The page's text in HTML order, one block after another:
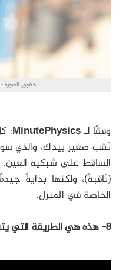
حقوق الصورة : MinutePhysics
وفقًا لـMinutePhysics
:
ثقب صغير بيدك، والذي
الساقط على شبكية العين.
(ثاقبةً)، ولكنها بدايةٌ
الخاصة في المنزل.
8- هذه هي الطريقة التي يتشكّل بها الوجه في الرحم